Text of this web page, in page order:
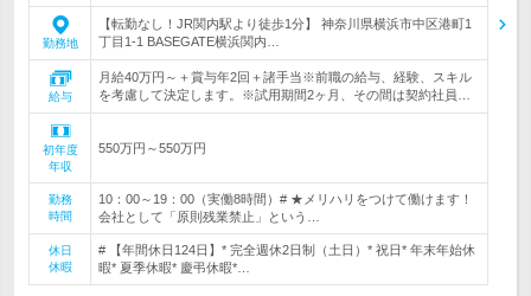
勤務地
【転勤なし！JR関内駅より徒歩1分】 神奈川県横浜市中区港町1
丁目1-1 BASEGATE横浜関内…
給与
月給40万円～＋賞与年2回＋諸手当※前職の給与、経験、スキル
を考慮して決定します。※試用期間2ヶ月、その間は契約社員…
初年度
年収
550万円～550万円
勤務
時間
10：00～19：00（実働8時間）# ★メリハリをつけて働けます！
会社として「原則残業禁止」という…
休日
休暇
# 【年間休日124日】* 完全週休2日制（土日）* 祝日* 年末年始休
暇* 夏季休暇* 慶弔休暇*…